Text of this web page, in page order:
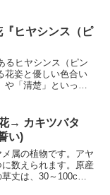
細」「優雅」「誠
ギクは、繊細な花び
な花で、誠実な人
。ヤグルマギクの花
えたり、花束にした
。
ヒヤシンス（ピ
るヒヤシンス（ピン
花姿と優しい色合い
や「清楚」といった
年にまつわる物語
アキントスは、太
神ゼピュロスに愛
嫉妬したアポロンが
盤投げで誤って殺し
キントスの死を悲
→ カキツバタ
い)
属の植物です。アヤ
数えられます。原産
丈は、30～100cm